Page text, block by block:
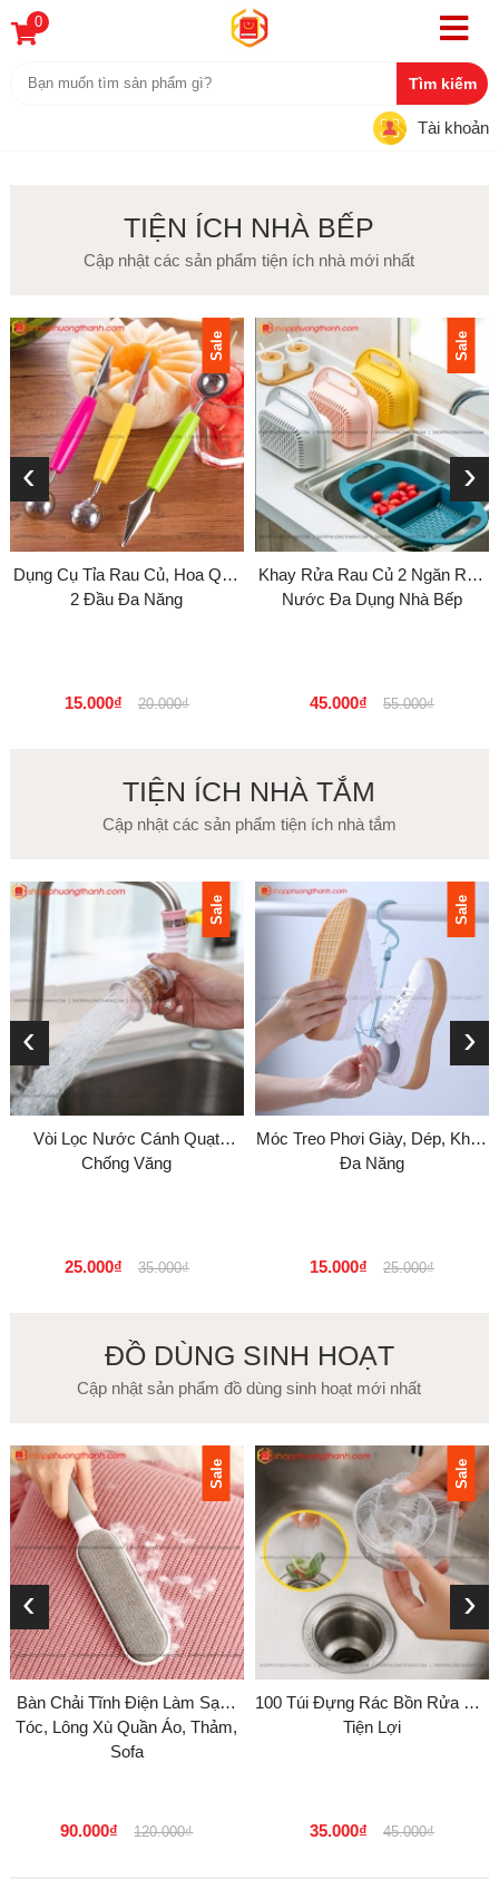
0
Tài khoản
TIỆN ÍCH NHÀ BẾP
Cập nhật các sản phẩm tiện ích nhà mới nhất
Sale
Dụng Cụ Tỉa Rau Củ, Hoa Quả
2 Đầu Đa Năng
15.000₫ 20.000₫
Sale
Khay Rửa Rau Củ 2 Ngăn Ráo
Nước Đa Dụng Nhà Bếp
45.000₫ 55.000₫
‹ ›
TIỆN ÍCH NHÀ TẮM
Cập nhật các sản phẩm tiện ích nhà tắm
Sale
Vòi Lọc Nước Cánh Quạt
Chống Văng
25.000₫ 35.000₫
Sale
Móc Treo Phơi Giày, Dép, Khăn
Đa Năng
15.000₫ 25.000₫
‹ ›
ĐỒ DÙNG SINH HOẠT
Cập nhật sản phẩm đồ dùng sinh hoạt mới nhất
Sale
Bàn Chải Tĩnh Điện Làm Sạch
Tóc, Lông Xù Quần Áo, Thảm,
Sofa
90.000₫ 120.000₫
Sale
100 Túi Đựng Rác Bồn Rửa Bát
Tiện Lợi
35.000₫ 45.000₫
‹ ›